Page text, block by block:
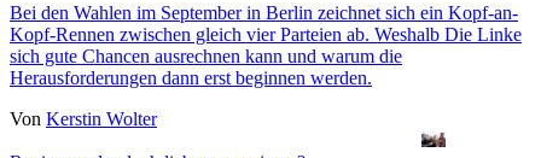
Bei den Wahlen im September in Berlin zeichnet sich ein Kopf-an-
Kopf-Rennen zwischen gleich vier Parteien ab. Weshalb Die Linke
sich gute Chancen ausrechnen kann und warum die
Herausforderungen dann erst beginnen werden.
Von Kerstin Wolter